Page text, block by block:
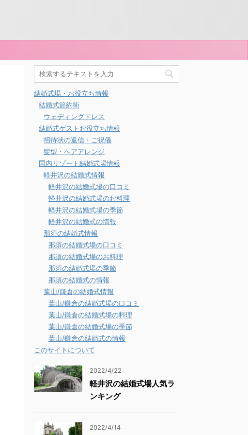
結婚式場・お役立ち情報
結婚式節約術
ウェディングドレス
結婚式ゲストお役立ち情報
招待状の返信・ご祝儀
髪型・ヘアアレンジ
国内リゾート結婚式場情報
軽井沢の結婚式情報
軽井沢の結婚式場の口コミ
軽井沢の結婚式場のお料理
軽井沢の結婚式場の季節
軽井沢の結婚式の情報
那須の結婚式情報
那須の結婚式場の口コミ
那須の結婚式場のお料理
那須の結婚式場の季節
那須の結婚式の情報
葉山/鎌倉の結婚式情報
葉山/鎌倉の結婚式場の口コミ
葉山/鎌倉の結婚式場の料理
葉山/鎌倉の結婚式場の季節
葉山/鎌倉の結婚式の情報
このサイトについて
2022/4/22
軽井沢の結婚式場人気ラ
ンキング
2022/4/14